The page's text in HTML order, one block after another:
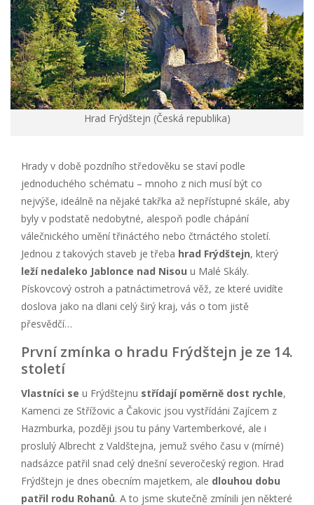
Hrad Frýdštejn (Česká republika)
Hrady v době pozdního středověku se staví podle
jednoduchého schématu – mnoho z nich musí být co
nejvýše, ideálně na nějaké takřka až nepřístupné skále, aby
byly v podstatě nedobytné, alespoň podle chápání
válečnického umění třináctého nebo čtrnáctého století.
Jednou z takových staveb je třeba hrad Frýdštejn, který
leží nedaleko Jablonce nad Nisou u Malé Skály.
Pískovcový ostroh a patnáctimetrová věž, ze které uvidíte
doslova jako na dlani celý širý kraj, vás o tom jistě
přesvědčí…
První zmínka o hradu Frýdštejn je ze 14.
století
Vlastníci se u Frýdštejnu střídají poměrně dost rychle,
Kamenci ze Střížovic a Čakovic jsou vystřídáni Zajícem z
Hazmburka, později jsou tu pány Vartemberkové, ale i
proslulý Albrecht z Valdštejna, jemuž svého času v (mírné)
nadsázce patřil snad celý dnešní severočeský region. Hrad
Frýdštejn je dnes obecním majetkem, ale dlouhou dobu
patřil rodu Rohanů. A to jsme skutečně zmínili jen některé